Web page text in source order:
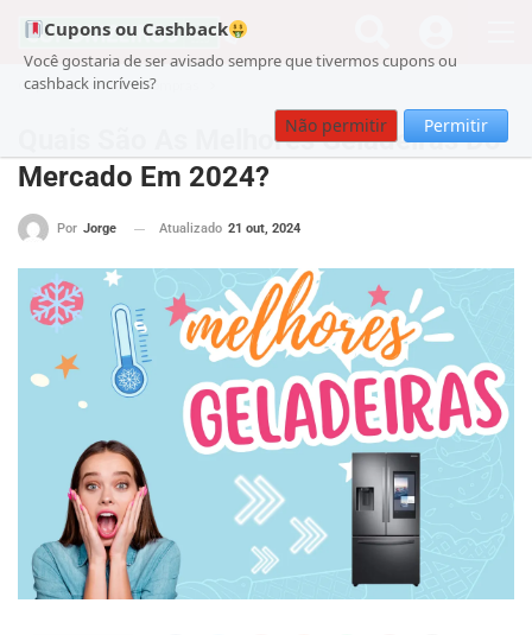
Cupons ou Cashback
Você gostaria de ser avisado sempre que tivermos cupons ou
cashback incríveis?
Não permitir Permitir
Cupom Guia de Compras
Quais São As Melhores Geladeiras Do
Mercado Em 2024?
Por Jorge Atualizado 21 out, 2024